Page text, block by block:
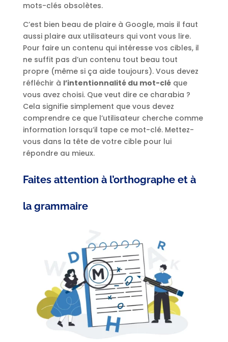
mots-clés obsolètes.
C’est bien beau de plaire à Google, mais il faut
aussi plaire aux utilisateurs qui vont vous lire.
Pour faire un contenu qui intéresse vos cibles, il
ne suffit pas d’un contenu tout beau tout
propre (même si ça aide toujours). Vous devez
réfléchir à l’intentionnalité du mot-cléque
vous avez choisi. Que veut dire ce charabia ?
Cela signifie simplement que vous devez
comprendre ce que l’utilisateur cherche comme
information lorsqu’il tape ce mot-clé. Mettez-
vous dans la tête de votre cible pour lui
répondre au mieux.
Faites attention à l’orthographe et à
la grammaire